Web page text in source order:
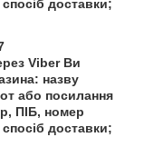
доставки;
Viber Ви
назву
або посилання
ПІБ, номер
доставки;